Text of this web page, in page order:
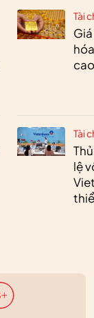
Tài
Tài
lệ